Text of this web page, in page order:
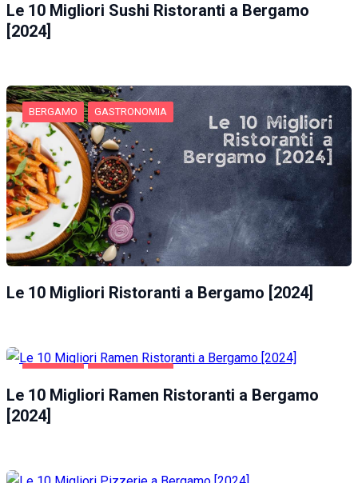
Le 10 Migliori Sushi Ristoranti a Bergamo
[2024]
BERGAMO GASTRONOMIA
Le 10 Migliori Ristoranti a Bergamo [2024]
Le 10 Migliori Ramen Ristoranti a Bergamo
[2024]